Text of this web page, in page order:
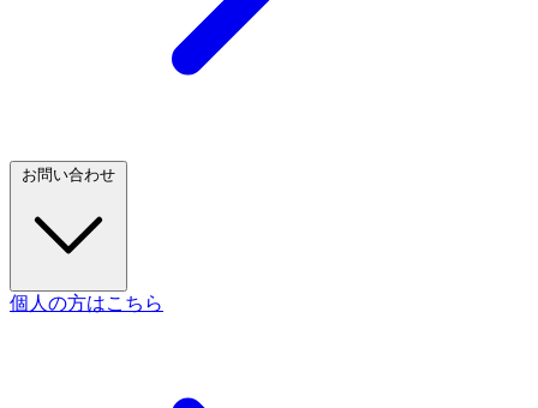
お問い合わせ
個人の方はこちら